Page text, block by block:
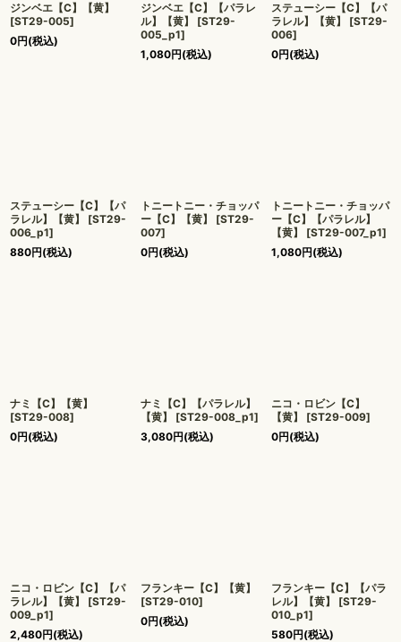
ジンベエ【C】【黄】
[ST29-005]
0円(税込)
ジンベエ【C】【パラレ
ル】【黄】
[ST29-
005_p1]
1,080円(税込)
ステューシー【C】【パ
ラレル】【黄】
[ST29-
006]
0円(税込)
ステューシー【C】【パ
ラレル】【黄】
[ST29-
006_p1]
880円(税込)
トニートニー・チョッパ
ー【C】【黄】
[ST29-
007]
0円(税込)
トニートニー・チョッパ
ー【C】【パラレル】
【黄】
[ST29-007_p1]
1,080円(税込)
ナミ【C】【黄】
[ST29-008]
0円(税込)
ナミ【C】【パラレル】
【黄】
[ST29-008_p1]
3,080円(税込)
ニコ・ロビン【C】
【黄】
[ST29-009]
0円(税込)
ニコ・ロビン【C】【パ
ラレル】【黄】
[ST29-
009_p1]
2,480円(税込)
フランキー【C】【黄】
[ST29-010]
0円(税込)
フランキー【C】【パラ
レル】【黄】
[ST29-
010_p1]
580円(税込)